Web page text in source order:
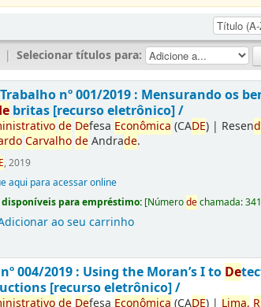
| Selecionar títulos para:
Trabalho nº 001/2019 : Mensurando os
britas [recurso eletrônico] /
de Defesa Econômica (CADE) | Resen
CarvalhodeAndrade.
, 2019
aqui para acessar online
para empréstimo: [Númerodechamada:
ao seu carrinho
004/2019 : Using the Moran’s I to De
[recurso eletrônico] /